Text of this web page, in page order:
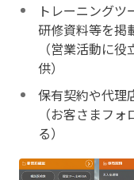
トレーニングツ
研修資料等を掲
（営業活動に
供）
保有契約や代理
（お客さまフ
る）